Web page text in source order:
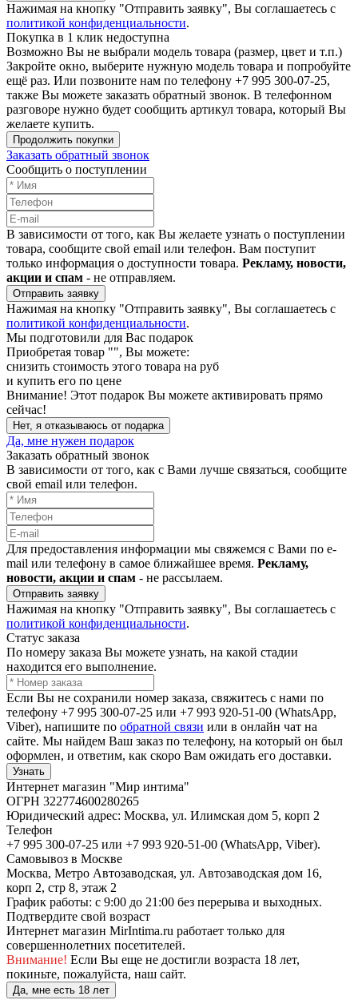
Нажимая на кнопку "Отправить заявку", Вы соглашаетесь с
политикой конфиденциальности.
Покупка в 1 клик недоступна
Возможно Вы не выбрали модель товара (размер, цвет и т.п.)
Закройте окно, выберите нужную модель товара и попробуйте
ещё раз. Или позвоните нам по телефону +7 995 300-07-25,
также Вы можете заказать обратный звонок. В телефонном
разговоре нужно будет сообщить артикул товара, который Вы
желаете купить.
Продолжить покупки
Заказать обратный звонок
Сообщить о поступлении
В зависимости от того, как Вы желаете узнать о поступлении
товара, сообщите свой email или телефон. Вам поступит
только информация о доступности товара. Рекламу, новости,
акции и спам - не отправляем.
Отправить заявку
Нажимая на кнопку "Отправить заявку", Вы соглашаетесь с
политикой конфиденциальности.
Мы подготовили для Вас подарок
Приобретая товар "", Вы можете:
снизить стоимость этого товара на руб
и купить его по цене
Внимание! Этот подарок Вы можете активировать прямо
сейчас!
Нет, я отказываюсь от подарка
Да, мне нужен подарок
Заказать обратный звонок
В зависимости от того, как с Вами лучше связаться, сообщите
свой email или телефон.
Для предоставления информации мы свяжемся с Вами по e-
mail или телефону в самое ближайшее время. Рекламу,
новости, акции и спам - не рассылаем.
Отправить заявку
Нажимая на кнопку "Отправить заявку", Вы соглашаетесь с
политикой конфиденциальности.
Статус заказа
По номеру заказа Вы можете узнать, на какой стадии
находится его выполнение.
Если Вы не сохранили номер заказа, свяжитесь с нами по
телефону +7 995 300-07-25 или +7 993 920-51-00 (WhatsApp,
Viber), напишите по обратной связи или в онлайн чат на
сайте. Мы найдем Ваш заказ по телефону, на который он был
оформлен, и ответим, как скоро Вам ожидать его доставки.
Узнать
Интернет магазин "Мир интима"
ОГРН 322774600280265
Юридический адрес: Москва, ул. Илимская дом 5, корп 2
Телефон
+7 995 300-07-25 или +7 993 920-51-00 (WhatsApp, Viber).
Самовывоз в Москве
Москва, Метро Автозаводская, ул. Автозаводская дом 16,
корп 2, стр 8, этаж 2
График работы: с 9:00 до 21:00 без перерыва и выходных.
Подтвердите свой возраст
Интернет магазин MirIntima.ru работает только для
совершеннолетних посетителей.
Внимание! Если Вы еще не достигли возраста 18 лет,
покиньте, пожалуйста, наш сайт.
Да, мне есть 18 лет